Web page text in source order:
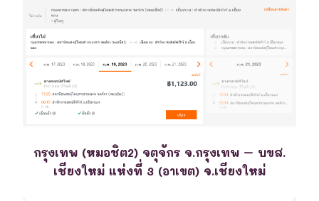
กรุงเทพ (หมอชิต2) จตุจักร จ.กรุงเทพ – บขส.
เชียงใหม่ แห่งที่ 3 (อาเขต) จ.เชียงใหม่